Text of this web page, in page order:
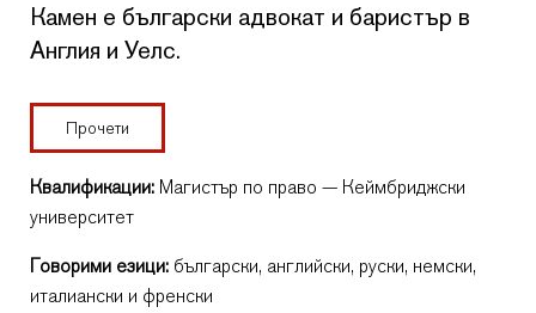
Камен е български адвокат и баристър в
Англия и Уелс.
Прочети
Квалификации: Магистър по право — Кеймбриджски
университет
Говорими езици: български, английски, руски, немски,
италиански и френски